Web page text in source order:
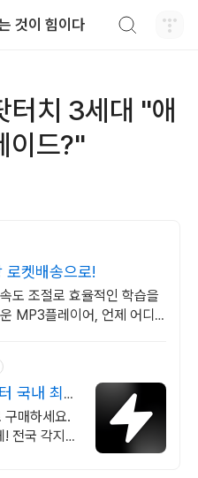
것이 힘이다
터치 3세대 "애
이드?"
로켓배송으로!
도 조절로 효율적인 학습을
MP3플레이어, 언제 어디
국내 최대
구매하세요.
전국 각지에